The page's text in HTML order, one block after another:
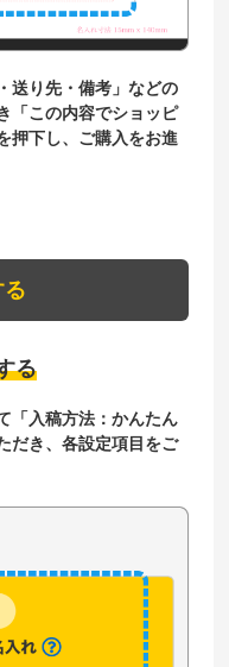
送り先・備考」などの
「この内容でショッピ
押下し、ご購入をお進
る
「入稿方法：かんたん
だき、各設定項目をご